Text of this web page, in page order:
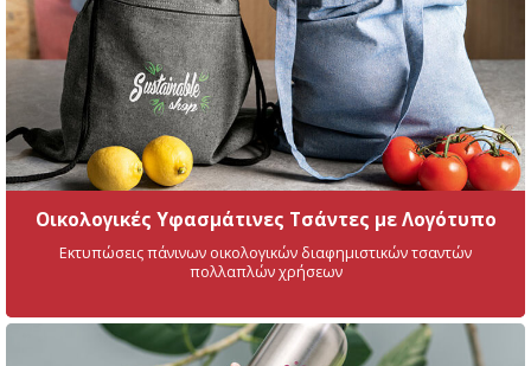
Οικολογικές Υφασμάτινες Τσάντες με Λογότυπο
Εκτυπώσεις πάνινων οικολογικών διαφημιστικών τσαντών
πολλαπλών χρήσεων